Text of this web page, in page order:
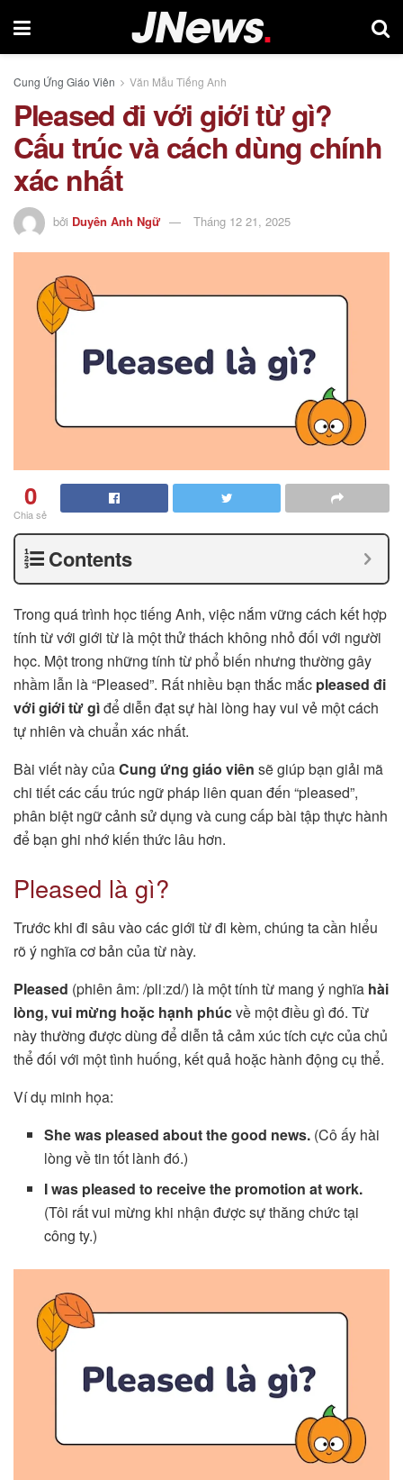
Cung Ứng Giáo Viên Văn Mẫu Tiếng Anh
Pleased đi với giới từ gì?
Cấu trúc và cách dùng chính
xác nhất
bởi Duyên Anh Ngữ Tháng 12 21, 2025
0
Chia sẻ
Contents
Trong quá trình học tiếng Anh, việc nắm vững cách kết hợp
tính từ với giới từ là một thử thách không nhỏ đối với người
học. Một trong những tính từ phổ biến nhưng thường gây
nhầm lẫn là “Pleased”. Rất nhiều bạn thắc mắc pleased đi
với giới từ gìđể diễn đạt sự hài lòng hay vui vẻ một cách
tự nhiên và chuẩn xác nhất.
Bài viết này củaCung ứng giáo viên sẽ giúp bạn giải mã
chi tiết các cấu trúc ngữ pháp liên quan đến “pleased”,
phân biệt ngữ cảnh sử dụng và cung cấp bài tập thực hành
để bạn ghi nhớ kiến thức lâu hơn.
Pleased là gì?
Trước khi đi sâu vào các giới từ đi kèm, chúng ta cần hiểu
rõ ý nghĩa cơ bản của từ này.
Pleased (phiên âm: /pliːzd/) là một tính từ mang ý nghĩa hài
lòng, vui mừng hoặc hạnh phúcvề một điều gì đó. Từ
này thường được dùng để diễn tả cảm xúc tích cực của chủ
thể đối với một tình huống, kết quả hoặc hành động cụ thể.
Ví dụ minh họa:
She was pleased about the good news. (Cô ấy hài
lòng về tin tốt lành đó.)
I was pleased to receive the promotion at work.
(Tôi rất vui mừng khi nhận được sự thăng chức tại
công ty.)